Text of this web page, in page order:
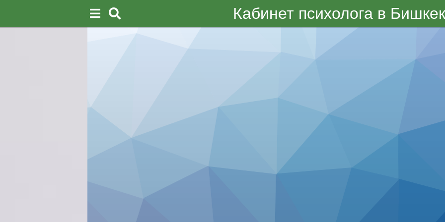
Кабинет психолога в